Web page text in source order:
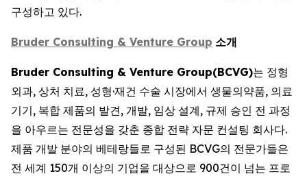
구성하고 있다.
Bruder Consulting & Venture Group 소개
Bruder Consulting & Venture Group(BCVG)는 정형
외과, 상처 치료, 성형·재건 수술 시장에서 생물의약품, 의료
기기, 복합 제품의 발견, 개발, 임상 설계, 규제 승인 전 과정
을 아우르는 전문성을 갖춘 종합 전략 자문 컨설팅 회사다.
제품 개발 분야의 베테랑들로 구성된 BCVG의 전문가들은
전 세계 150개 이상의 기업을 대상으로 900건이 넘는 프로